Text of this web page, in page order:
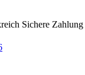
Sichere Zahlung